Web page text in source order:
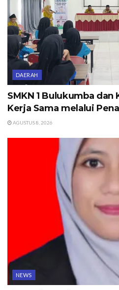
DAERAH
SMKN 1 Bulukumba dan
Kerja Sama melalui
AGUSTUS 8, 2026
NEWS